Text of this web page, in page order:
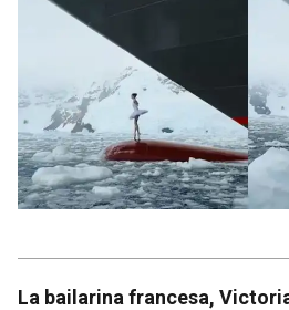
La bailarina francesa,